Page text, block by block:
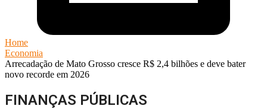
Home
Economia
Arrecadação de Mato Grosso cresce R$ 2,4 bilhões e deve bater
novo recorde em 2026
FINANÇAS PÚBLICAS